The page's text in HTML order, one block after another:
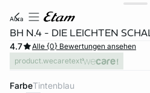
aura
BH N.4 - DIE LEICHTEN
4.7
Alle {0} Bewertungen ansehen
product.wecaretext
Farbe tintenblau